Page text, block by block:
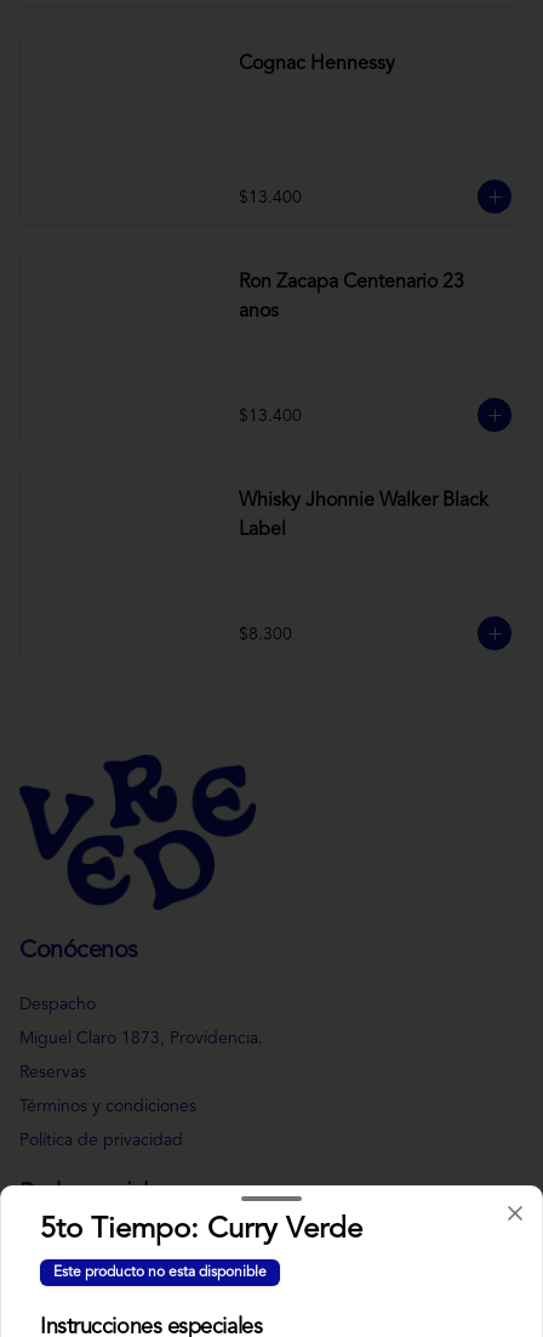
Cognac Hennessy
$13.400
Ron Zacapa Centenario 23
anos
$13.400
Whisky Jhonnie Walker Black
Label
$8.300
Conócenos
Despacho
Miguel Claro 1873, Providencia.
Reservas
Términos y condiciones
Política de privacidad
Redes sociales
Facebook
5to Tiempo: Curry Verde
Este producto no esta disponible
Instrucciones especiales